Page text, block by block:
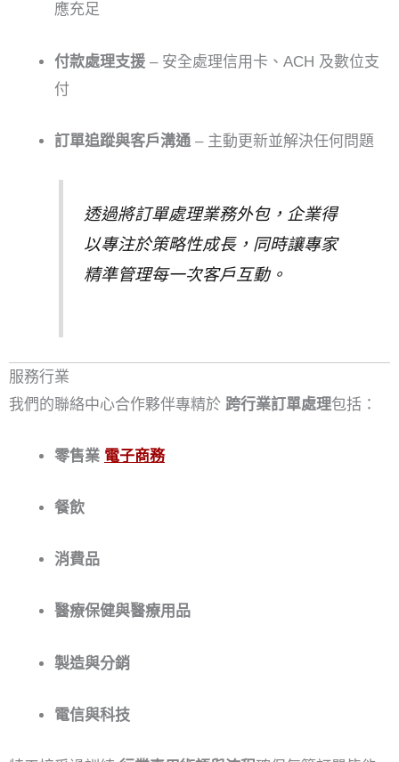
應充足
付款處理支援 – 安全處理信用卡、ACH 及數位支
付
訂單追蹤與客戶溝通 – 主動更新並解決任何問題
透過將訂單處理業務外包，企業得
以專注於策略性成長，同時讓專家
精準管理每一次客戶互動。
服務行業
我們的聯絡中心合作夥伴專精於 跨行業訂單處理包括：
零售業 電子商務
餐飲
消費品
醫療保健與醫療用品
製造與分銷
電信與科技